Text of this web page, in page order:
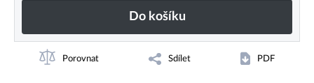
Do košíku
Porovnat Sdílet PDF